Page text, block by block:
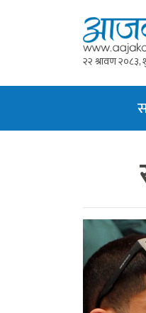
२२ श्रावण २०८३,